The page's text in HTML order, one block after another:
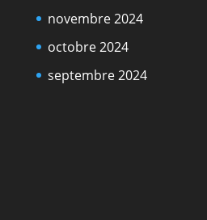
novembre 2024
octobre 2024
septembre 2024